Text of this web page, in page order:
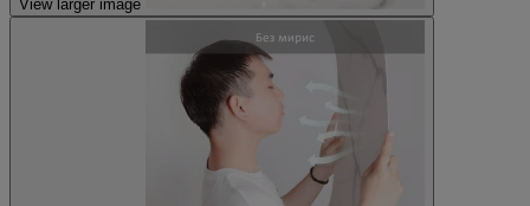
View larger image